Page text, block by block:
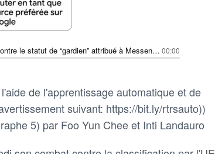
Meta perd son recours contre le statut de “gardien” attribué à Messenger par l'UE 00:00
de l'apprentissage automatique et de
suivant: https://bit.ly/rtrsauto))
5) par Foo Yun Chee et Inti Landauro